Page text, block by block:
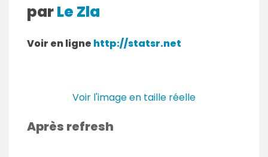
parLe Zla
Voir en ligne http://statsr.net
Voir l'image en taille réelle
Après refresh